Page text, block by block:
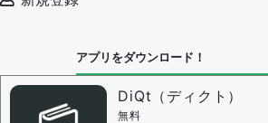
アプリをダウンロード！
DiQt（ディクト）
無料